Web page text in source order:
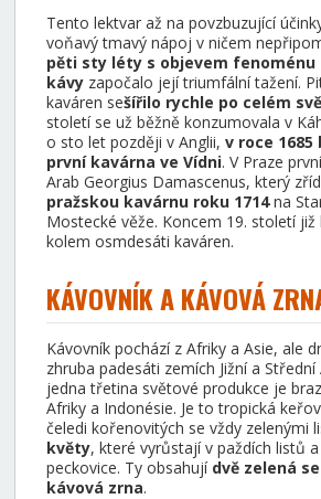
Tento lektvar až na povzbuzující
voňavý tmavý nápoj v ničem
pěti sty léty s objevem fenoménu
kávy započalo její triumfální tažení.
kaváren sešířilo rychle po celém
století se už běžně konzumovala v
o sto let později v Anglii, v roce 1685
první kavárna ve Vídni. V Praze
Arab Georgius Damascenus, který
pražskou kavárnu roku 1714na
Mostecké věže. Koncem 19. století již
kolem osmdesáti kaváren.
KÁVOVNÍK A KÁVOVÁ
Kávovník pochází z Afriky a Asie, ale
zhruba padesáti zemích Jižní a
jedna třetina světové produkce je
Afriky a Indonésie. Je to tropická
čeledi kořenovitých se vždy zelenými
květy, které vyrůstají v paždích listů
peckovice. Ty obsahují dvě zelená
kávová zrna.